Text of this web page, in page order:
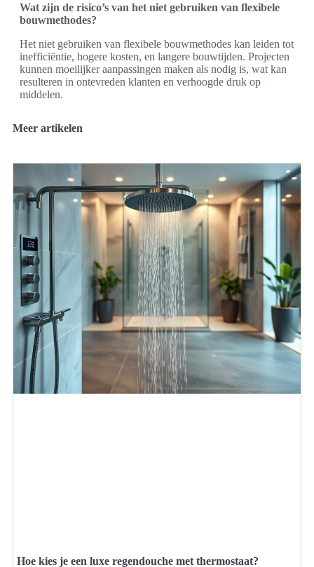
Wat zijn de risico’s van het niet gebruiken van flexibele
bouwmethodes?
Het niet gebruiken van flexibele bouwmethodes kan leiden tot
inefficiëntie, hogere kosten, en langere bouwtijden. Projecten
kunnen moeilijker aanpassingen maken als nodig is, wat kan
resulteren in ontevreden klanten en verhoogde druk op
middelen.
Meer artikelen
Hoe kies je een luxe regendouche met thermostaat?